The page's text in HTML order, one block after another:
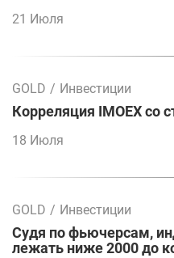
21 Июля
GOLD / Инвестиции
Корреляция IMOEX со
18 Июля
GOLD / Инвестиции
Судя по фьючерсам,
лежать ниже 2000 до